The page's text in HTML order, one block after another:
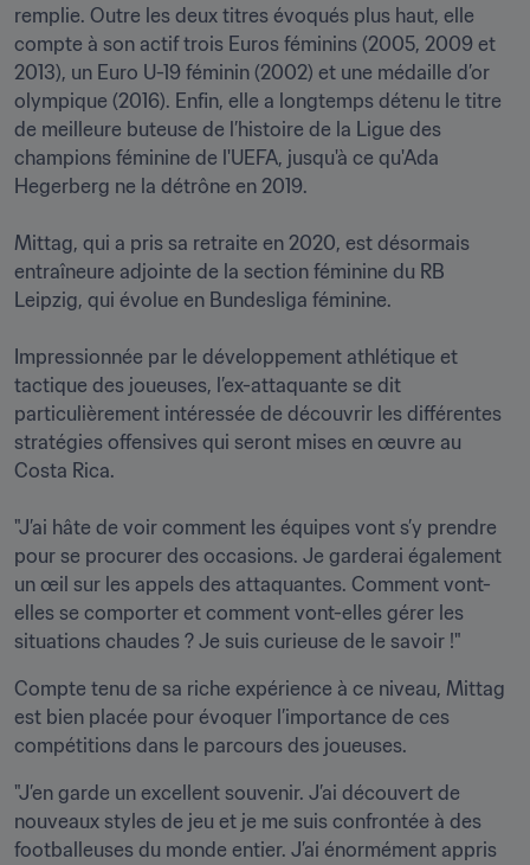
remplie. Outre les deux titres évoqués plus haut, elle
compte à son actif trois Euros féminins (2005, 2009 et
2013), un Euro U-19 féminin (2002) et une médaille d’or
olympique (2016). Enfin, elle a longtemps détenu le titre
de meilleure buteuse de l’histoire de la Ligue des
champions féminine de l'UEFA, jusqu'à ce qu'Ada
Hegerberg ne la détrône en 2019.
Mittag, qui a pris sa retraite en 2020, est désormais
entraîneure adjointe de la section féminine du RB
Leipzig, qui évolue en Bundesliga féminine.
Impressionnée par le développement athlétique et
tactique des joueuses, l’ex-attaquante se dit
particulièrement intéressée de découvrir les différentes
stratégies offensives qui seront mises en œuvre au
Costa Rica.
"J’ai hâte de voir comment les équipes vont s’y prendre
pour se procurer des occasions. Je garderai également
un œil sur les appels des attaquantes. Comment vont-
elles se comporter et comment vont-elles gérer les
situations chaudes ? Je suis curieuse de le savoir !"
Compte tenu de sa riche expérience à ce niveau, Mittag
est bien placée pour évoquer l’importance de ces
compétitions dans le parcours des joueuses.
"J’en garde un excellent souvenir. J’ai découvert de
nouveaux styles de jeu et je me suis confrontée à des
footballeuses du monde entier. J’ai énormément appris